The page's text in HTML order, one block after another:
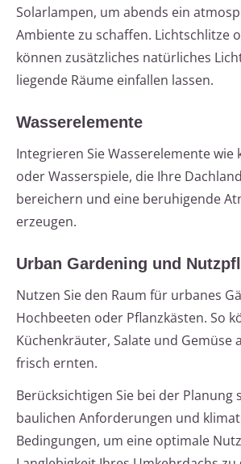
Solarlampen, um abends ein
Ambiente zu schaffen. Lichtschlitze
können zusätzliches natürliches
liegende Räume einfallen lassen.
Wasserelemente
Integrieren Sie Wasserelemente wie
oder Wasserspiele, die Ihre
bereichern und eine beruhigende
erzeugen.
Urban Gardening und
Nutzen Sie den Raum für urbanes
Hochbeeten oder Pflanzkästen. So
Küchenkräuter, Salate und Gemüse
frisch ernten.
Berücksichtigen Sie bei der Planung
baulichen Anforderungen und
Bedingungen, um eine optimale